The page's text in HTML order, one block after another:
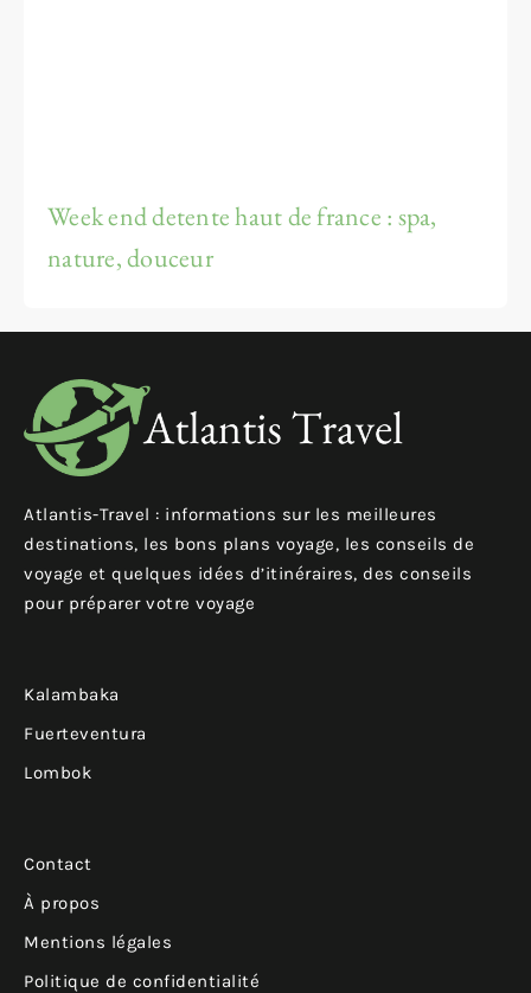
Week end detente haut de france : spa,
nature, douceur
Atlantis-Travel : informations sur les meilleures
destinations, les bons plans voyage, les conseils de
voyage et quelques idées d’itinéraires, des conseils
pour préparer votre voyage
Kalambaka
Fuerteventura
Lombok
Contact
À propos
Mentions légales
Politique de confidentialité